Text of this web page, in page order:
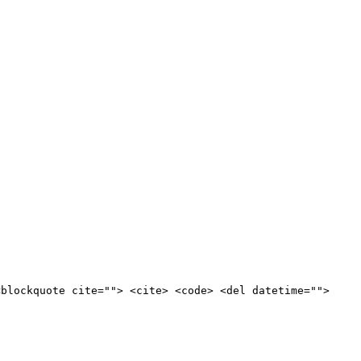
cite=""> <cite> <code> <del datetime="">